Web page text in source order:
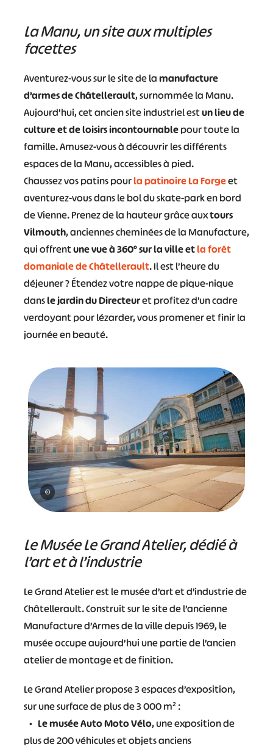
La Manu, un site aux multiples
facettes
Aventurez-vous sur le site de lamanufacture
d’armes de Châtellerault, surnommée la Manu.
Aujourd’hui, cet ancien site industriel estun lieu de
culture et de loisirs incontournablepour toute la
famille. Amusez-vous à découvrir les différents
espaces de la Manu, accessibles à pied.
Chaussez vos patins pourla patinoire La Forgeet
aventurez-vous dans le bol du skate-park en bord
de Vienne. Prenez de la hauteur grâce auxtours
Vilmouth, anciennes cheminées de la Manufacture,
qui offrentune vue à 360° sur la ville etla forêt
domaniale de Châtellerault. Il est l’heure du
déjeuner ? Étendez votre nappe de pique-nique
dansle jardin du Directeuret profitez d’un cadre
verdoyant pour lézarder, vous promener et finir la
journée en beauté.
©
Le Musée Le Grand Atelier, dédié à
l’art et à l’industrie
Le Grand Atelier est le musée d’art et d’industrie de
Châtellerault. Construit sur le site de l’ancienne
Manufacture d’Armes de la ville depuis 1969, le
musée occupe aujourd’hui une partie de l’ancien
atelier de montage et de finition.
Le Grand Atelier propose 3 espaces d’exposition,
sur une surface de plus de 3 000 m² :
• Lemusée Auto Moto Vélo, une exposition de
plus de 200 véhicules et objets anciens